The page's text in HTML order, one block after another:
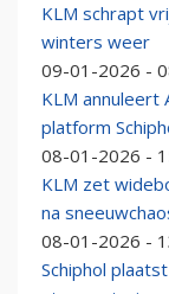
KLM schrapt
winters weer
09-01-2026 -
KLM
platform
08-01-2026 -
KLM zet
na
08-01-2026 -
Schiphol